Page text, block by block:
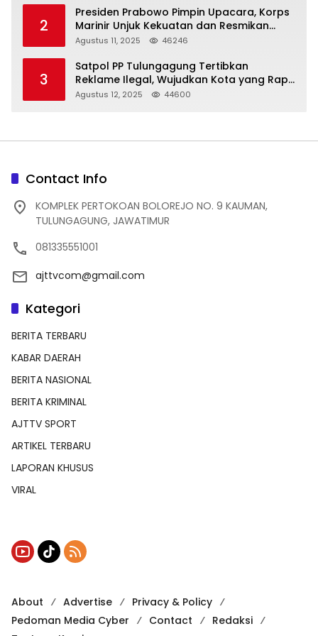
2
Presiden Prabowo Pimpin Upacara, Korps
Marinir Unjuk Kekuatan dan Resmikan
Struktur Baru
Agustus 11, 2025 46246
3
Satpol PP Tulungagung Tertibkan
Reklame Ilegal, Wujudkan Kota yang Rapi
dan Indah
Agustus 12, 2025 44600
Contact Info
KOMPLEK PERTOKOAN BOLOREJO NO. 9 KAUMAN,
TULUNGAGUNG, JAWATIMUR
081335551001
ajttvcom@gmail.com
Kategori
BERITA TERBARU
KABAR DAERAH
BERITA NASIONAL
BERITA KRIMINAL
AJTTV SPORT
ARTIKEL TERBARU
LAPORAN KHUSUS
VIRAL
About Advertise
Privacy & Policy
Pedoman Media Cyber
Contact
Redaksi